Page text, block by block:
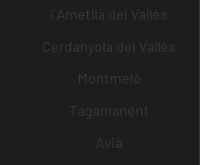
l´Ametlla del Vallès
Cerdanyola del Vallès
Montmeló
Tagamanent
Avià